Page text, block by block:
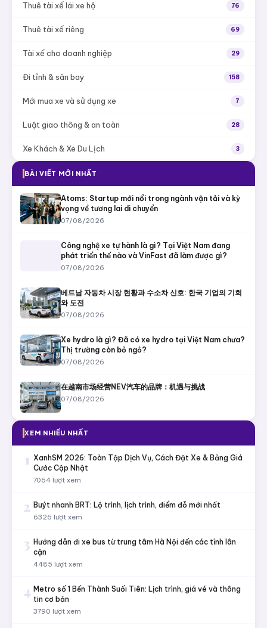
Thuê tài xế lái xe hộ 76
Thuê tài xế riêng 69
Tài xế cho doanh nghiệp 29
Đi tỉnh & sân bay 158
Mới mua xe và sử dụng xe 7
Luật giao thông & an toàn 28
Xe Khách & Xe Du Lịch 3
BÀI VIẾT MỚI NHẤT
Atoms: Startup mới nổi trong ngành vận tải và kỳ
vọng về tương lai di chuyển
07/08/2026
Công nghệ xe tự hành là gì? Tại Việt Nam đang
phát triển thế nào và VinFast đã làm được gì?
07/08/2026
베트남 자동차 시장 현황과 수소차 신호: 한국 기업의 기회
와 도전
07/08/2026
Xe hydro là gì? Đã có xe hydro tại Việt Nam chưa?
Thị trường còn bỏ ngỏ?
07/08/2026
在越南市场经营NEV汽车的品牌：机遇与挑战
07/08/2026
XEM NHIỀU NHẤT
1 XanhSM 2026: Toàn Tập Dịch Vụ, Cách Đặt Xe & Bảng Giá
Cước Cập Nhật
7064 lượt xem
2 Buýt nhanh BRT: Lộ trình, lịch trình, điểm đỗ mới nhất
6326 lượt xem
3 Hướng dẫn đi xe bus từ trung tâm Hà Nội đến các tỉnh lân
cận
4485 lượt xem
4 Metro số 1 Bến Thành Suối Tiên: Lịch trình, giá vé và thông
tin cơ bản
3790 lượt xem